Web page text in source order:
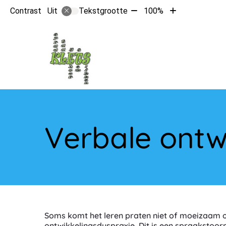
Contrast Uit Tekstgrootte Tekst100%
Tekst
Verbale
Soms komt het leren praten niet of moeizaam